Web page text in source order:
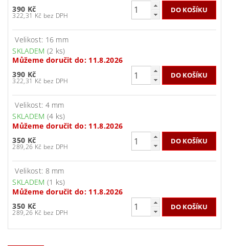
390 Kč
322,31 Kč bez DPH
Velikost: 16 mm
SKLADEM (2 ks)
Můžeme doručit do: 11.8.2026
390 Kč
322,31 Kč bez DPH
Velikost: 4 mm
SKLADEM (4 ks)
Můžeme doručit do: 11.8.2026
350 Kč
289,26 Kč bez DPH
Velikost: 8 mm
SKLADEM (1 ks)
Můžeme doručit do: 11.8.2026
350 Kč
289,26 Kč bez DPH